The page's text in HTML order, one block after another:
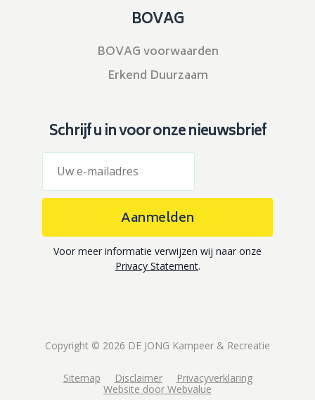
BOVAG
BOVAG voorwaarden
Erkend Duurzaam
Schrijf u in voor onze nieuwsbrief
Aanmelden
Voor meer informatie verwijzen wij naar onze
Privacy Statement.
Copyright © 2026 DE JONG Kampeer & Recreatie
Sitemap Disclaimer
Privacyverklaring
Website door Webvalue